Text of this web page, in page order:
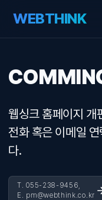
WEBTHINK
웹싱크 홈페이지 개
전화 혹은 이메일
다.
T. 055-238-9456,
E. pm@webthink.co.kr